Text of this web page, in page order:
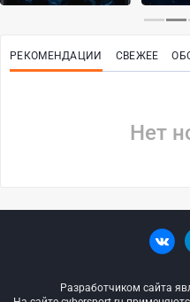
РЕКОМЕНДАЦИИ СВЕЖЕЕ
Нет
Разработчиком сайта